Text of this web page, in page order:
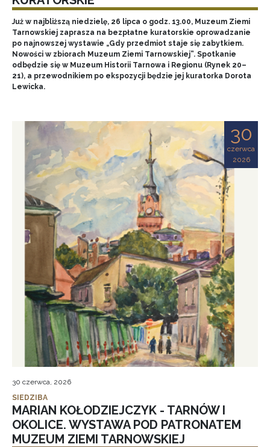
Już w najbliższą niedzielę, 26 lipca o godz. 13.00, Muzeum Ziemi
Tarnowskiej zaprasza na bezpłatne kuratorskie oprowadzanie
po najnowszej wystawie „Gdy przedmiot staje się zabytkiem.
Nowości w zbiorach Muzeum Ziemi Tarnowskiej”. Spotkanie
odbędzie się w Muzeum Historii Tarnowa i Regionu (Rynek 20–
21), a przewodnikiem po ekspozycji będzie jej kuratorka Dorota
Lewicka.
30
czerwca
2026
30 czerwca, 2026
SIEDZIBA
MARIAN KOŁODZIEJCZYK - TARNÓW I
OKOLICE. WYSTAWA POD PATRONATEM
MUZEUM ZIEMI TARNOWSKIEJ